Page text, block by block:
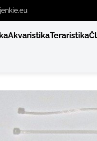
AkvaristikaTeraristika